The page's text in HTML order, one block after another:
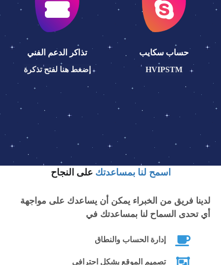
حساب سكايب
HVIPSTM
تذاكر الدعم الفني
إضغط هنا لفتح تذكرة
اسمح لنا بمساعدتكعلى النجاح
لدينا فريق من الخبراء يمكن أن يساعدك على مواجهة
أي تحدى السماح لنا بمساعدتك في
إدارة الحساب والنطاق
تصميم الموقع بشكل احترافى